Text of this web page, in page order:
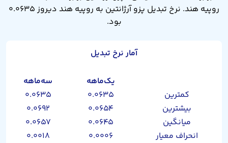
روپیه هند. نرخ تبدیل پزو آرژانتین به روپیه هند دیروز ۰.۰۶۳۵
بود.
آمار نرخ تبدیل
یک‌ماهه
سه‌ماهه
کمترین
۰.۰۶۳۵
۰.۰۶۳۵
بیشترین
۰.۰۶۵۴
۰.۰۶۹۲
میانگین
۰.۰۶۴۵
۰.۰۶۵۷
انحراف معیار
۰.۰۰۰۶ ۰.۰۰۱۸